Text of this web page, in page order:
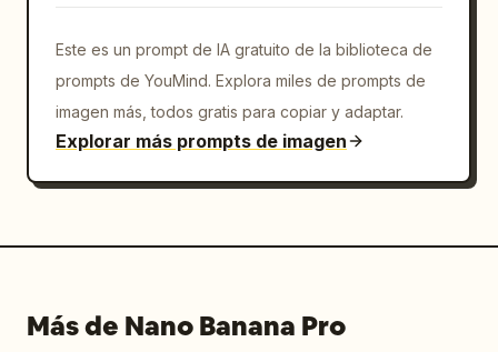
Este es un prompt de IA gratuito de la biblioteca de
prompts de YouMind. Explora miles de prompts de
imagen más, todos gratis para copiar y adaptar.
Explorar más prompts de imagen
Más de Nano Banana Pro